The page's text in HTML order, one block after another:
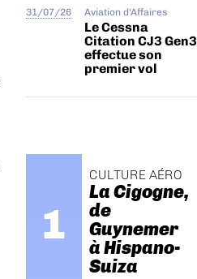
31/07/26 Aviation d'Affaires
Le Cessna
Citation CJ3 Gen3
effectue son
premier vol
CULTURE AÉRO
La Cigogne,
de
Guynemer
à Hispano-
Suiza